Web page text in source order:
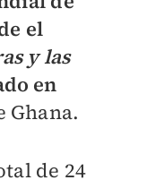
el
y las
en
Ghana.
de 24